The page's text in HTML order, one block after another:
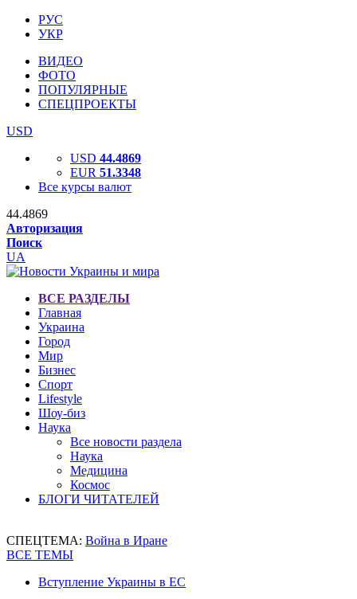
РУС
УКР
ВИДЕО
ФОТО
ПОПУЛЯРНЫЕ
СПЕЦПРОЕКТЫ
USD
USD 44.4869
EUR 51.3348
Все курсы валют
44.4869
Авторизация
Поиск
UA
ВСЕ РАЗДЕЛЫ
Главная
Украина
Город
Мир
Бизнес
Спорт
Lifestyle
Шоу-биз
Наука
Все новости раздела
Наука
Медицина
Космос
БЛОГИ ЧИТАТЕЛЕЙ
СПЕЦТЕМА: Война в Иране
ВСЕ ТЕМЫ
Вступление Украины в ЕС